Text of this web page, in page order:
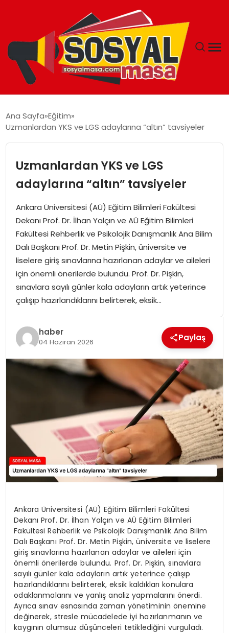
GÜNCEL
TEKNOLOJI
GÜNDEM
Ana Sayfa Eğitim
Uzmanlardan YKS ve LGS adaylarına “altın” tavsiyeler
Uzmanlardan YKS ve LGS
adaylarına “altın” tavsiyeler
Ankara Üniversitesi (AÜ) Eğitim Bilimleri Fakültesi
Dekanı Prof. Dr. İlhan Yalçın ve AÜ Eğitim Bilimleri
Fakültesi Rehberlik ve Psikolojik Danışmanlık Ana Bilim
Dalı Başkanı Prof. Dr. Metin Pişkin, üniversite ve
liselere giriş sınavlarına hazırlanan adaylar ve aileleri
için önemli önerilerde bulundu. Prof. Dr. Pişkin,
sınavlara sayılı günler kala adayların artık yeterince
çalışıp hazırlandıklarını belirterek, eksik…
haber
04 Haziran 2026 Paylaş
Ankara Üniversitesi (AÜ) Eğitim Bilimleri Fakültesi
Dekanı Prof. Dr. İlhan Yalçın ve AÜ Eğitim Bilimleri
Fakültesi Rehberlik ve Psikolojik Danışmanlık Ana Bilim
Dalı Başkanı Prof. Dr. Metin Pişkin, üniversite ve liselere
giriş sınavlarına hazırlanan adaylar ve aileleri için
önemli önerilerde bulundu. Prof. Dr. Pişkin, sınavlara
sayılı günler kala adayların artık yeterince çalışıp
hazırlandıklarını belirterek, eksik kaldıkları konulara
odaklanmalarını ve yanlış analiz yapmalarını önerdi.
Ayrıca sınav esnasında zaman yönetiminin önemine
değinerek, stresle mücadelede iyi hazırlanmanın ve
kaygının olumsuz düşünceleri tetiklediğini vurguladı.